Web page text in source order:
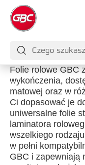
Folie rolowe GBC
wykończenia,
matowej oraz w
Ci dopasować je
uniwersalne folie
laminatora
wszelkiego
w pełni
GBC i zapewniają